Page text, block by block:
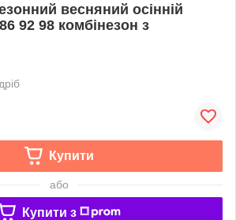
весняний осінній
92 98 комбінезон з
Купити
або
Купити з